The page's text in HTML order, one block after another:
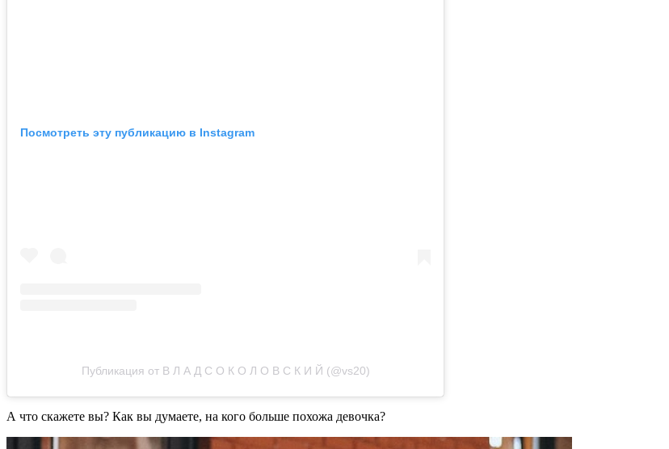
Посмотреть эту публикацию в Instagram
Публикация от В Л А Д С О К О Л О В С К И Й (@vs20)
А что скажете вы? Как вы думаете, на кого больше похожа девочка?